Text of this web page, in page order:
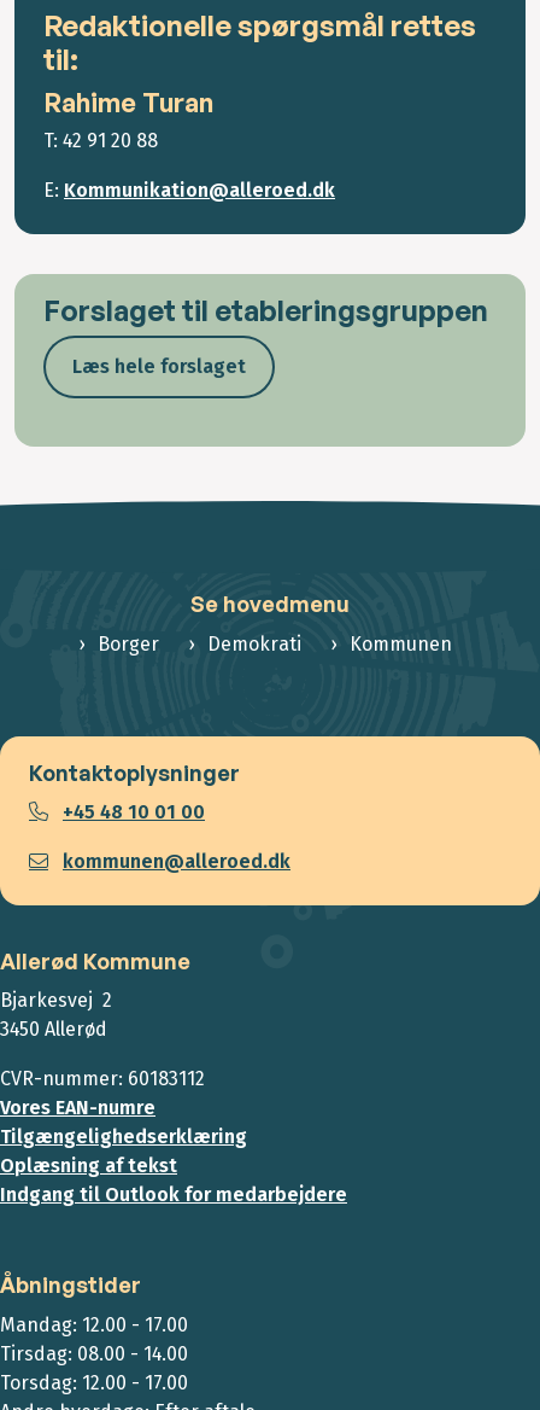
Redaktionelle spørgsmål rettes
til:
Rahime Turan
T: 42 91 20 88
E: Kommunikation@alleroed.dk
Forslaget til etableringsgruppen
Læs hele forslaget
Se hovedmenu
Borger Demokrati Kommunen
Kontaktoplysninger
+45 48 10 01 00
kommunen@alleroed.dk
Allerød Kommune
Bjarkesvej 2
3450 Allerød
CVR-nummer: 60183112
Vores EAN-numre
Tilgængelighedserklæring
Oplæsning af tekst
Indgang til Outlook for medarbejdere
Åbningstider
Mandag: 12.00 - 17.00
Tirsdag: 08.00 - 14.00
Torsdag: 12.00 - 17.00